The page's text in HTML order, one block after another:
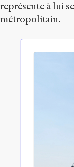
représente à lui
métropolitain.